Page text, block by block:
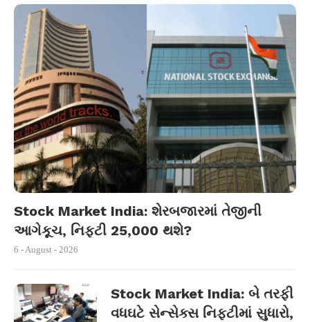
Stock Market India: શેરબજારમાં તેજીની
આગેકૂચ, નિફ્ટી 25,000 થશે?
6 - August - 2026
Stock Market India: બે તરફી
વધઘટે સેન્સેક્સ નિફ્ટીમાં સુધારો,